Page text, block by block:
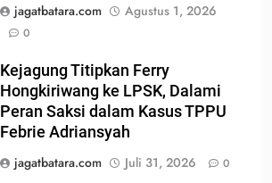
jagatbatara.com
Agustus 1, 2026
0
Kejagung Titipkan Ferry
Hongkiriwang ke LPSK, Dalami
Peran Saksi dalam Kasus TPPU
Febrie Adriansyah
jagatbatara.com
Juli 31, 2026 0